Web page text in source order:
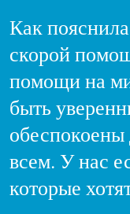
Как
скорой
помощи на
быть
всем. У нас
которые